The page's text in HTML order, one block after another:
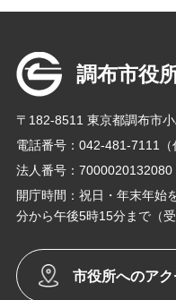
調布市役
〒182-8511 東京都調布市
電話番号：042-481-7111（
法人番号：7000020132080
開庁時間：祝日・年末年始
分から午後5時15分まで（
市役所へのアク